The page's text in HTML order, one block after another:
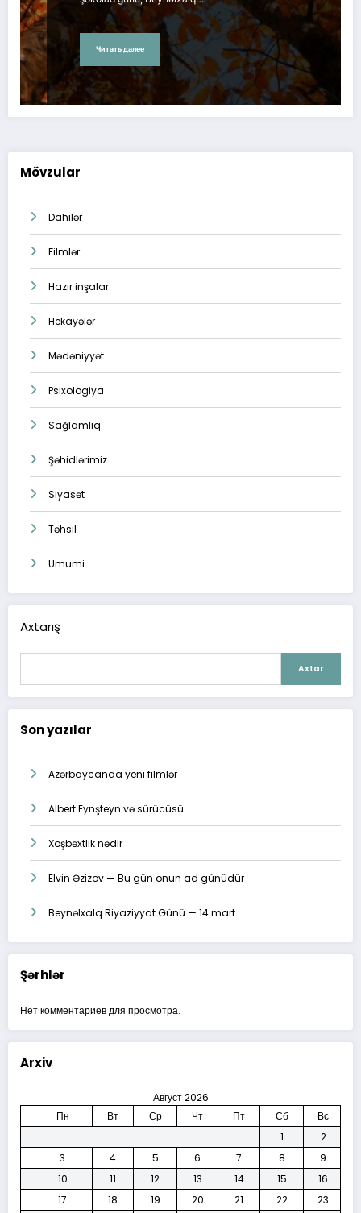
Читать далее
Mövzular
Dahilər
Filmlər
Hazır inşalar
Hekayələr
Mədəniyyət
Psixologiya
Sağlamlıq
Şəhidlərimiz
Siyasət
Təhsil
Ümumi
Axtarış
Axtar
Son yazılar
Azərbaycanda yeni filmlər
Albert Eynşteyn və sürücüsü
Xoşbəxtlik nədir
Elvin Əzizov — Bu gün onun ad günüdür
Beynəlxalq Riyaziyyat Günü — 14 mart
Şərhlər
Нет комментариев для просмотра.
Arxiv
Август 2026
Пн
Вт Ср Чт Пт Сб
Вс
1
2
3
4 5 6 7 8
9
10
11 12 13 14 15
16
17
18 19 20 21 22 23